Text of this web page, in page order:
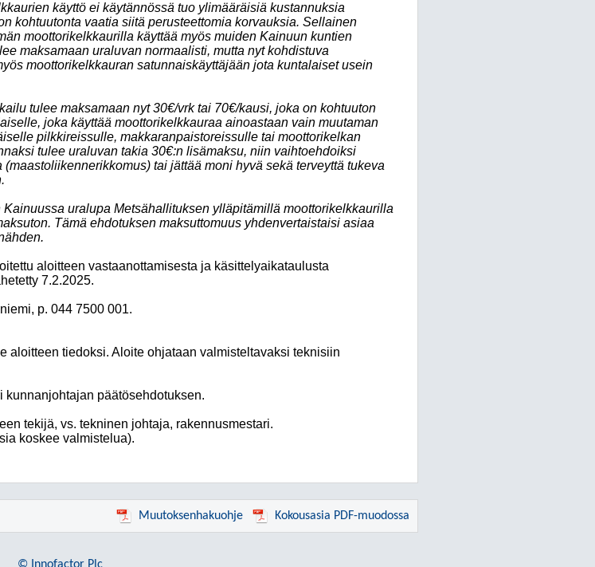
käyttö ei käytännössä tuo ylimääräisiä kustannuksia
kohtuutonta vaatia siitä perusteettomia korvauksia. Sellainen
moottorikelkkaurilla käyttää myös muiden Kainuun kuntien
maksamaan uraluvan normaalisti, mutta nyt kohdistuva
moottorikelkkauran satunnaiskäyttäjään jota kuntalaiset usein
tulee maksamaan nyt 30€/vrk tai 70€/kausi, joka on kohtuuton
joka käyttää moottorikelkkauraa ainoastaan vain muutaman
pilkkireissulle, makkaranpaistoreissulle tai moottorikelkan
tulee uraluvan takia 30€:n lisämaksu, niin vaihtoehdoiksi
tai jättää moni hyvä sekä terveyttä tukeva
uralupa Metsähallituksen ylläpitämillä moottorikelkkaurilla
Tämä ehdotuksen maksuttomuus yhdenvertaistaisi asiaa
aloitteen vastaanottamisesta ja käsittelyaikataulusta
7.2.2025.
p. 044 7500 001.
aloitteen tiedoksi. Aloite ohjataan valmisteltavaksi teknisiin
kunnanjohtajan päätösehdotuksen.
tekijä, vs. tekninen johtaja, rakennusmestari.
koskee valmistelua).
Muutoksenhakuohje Kokousasia PDF-muodossa